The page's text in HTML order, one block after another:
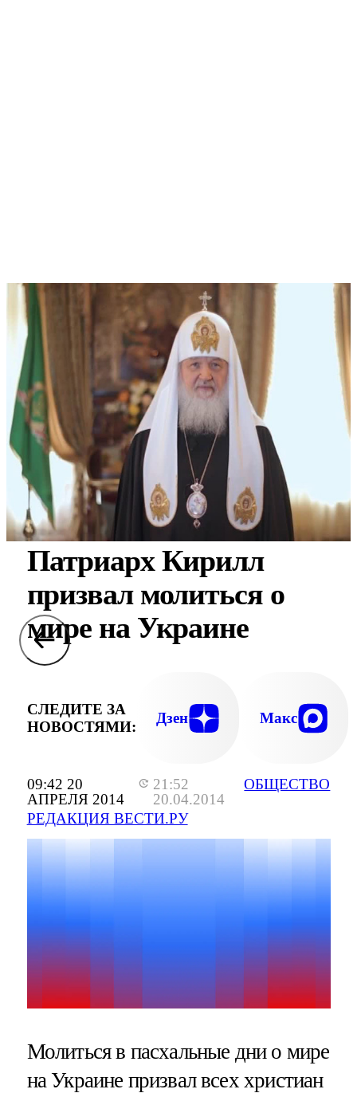
09:42 20
АПРЕЛЯ 2014
21:52
20.04.2014
РЕДАКЦИЯ ВЕСТИ.РУ
ОБЩЕСТВО
Патриарх Кирилл
призвал молиться о
мире на Украине
СЛЕДИТЕ ЗА
НОВОСТЯМИ:
Дзен Макс
Молиться в пасхальные дни о мире
на Украине призвал всех христиан